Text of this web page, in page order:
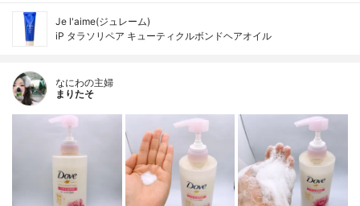
Je l'aime(ジュレーム)
iP タラソリペア キューティクルボンドヘアオイル
なにわの主婦
まりたそ